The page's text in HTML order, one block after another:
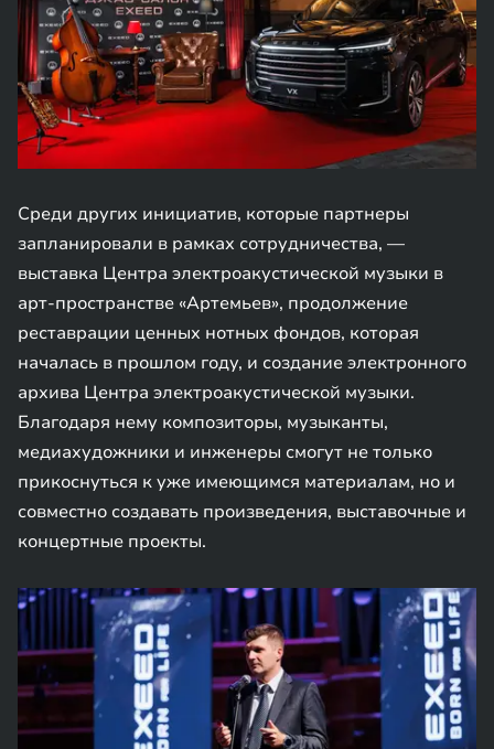
Среди других инициатив, которые партнеры
запланировали в рамках сотрудничества, —
выставка Центра электроакустической музыки в
арт-пространстве «Артемьев», продолжение
реставрации ценных нотных фондов, которая
началась в прошлом году, и создание электронного
архива Центра электроакустической музыки.
Благодаря нему композиторы, музыканты,
медиахудожники и инженеры смогут не только
прикоснуться к уже имеющимся материалам, но и
совместно создавать произведения, выставочные и
концертные проекты.